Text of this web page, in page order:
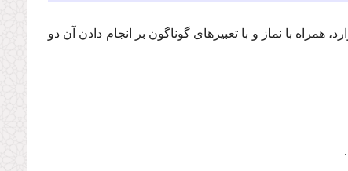
با نماز و با تعبیر‌های گوناگون بر انجام دادن آن دو